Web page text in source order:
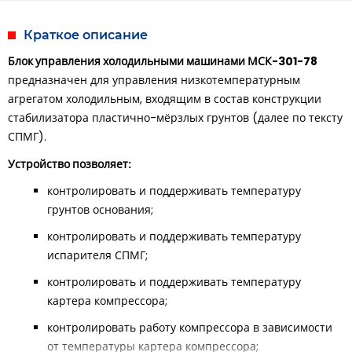
Краткое описание
Блок управления холодильными машинами МСК-301-78
предназначен для управления низкотемпературным
агрегатом холодильным, входящим в состав конструкции
стабилизатора пластично-мёрзлых грунтов (далее по тексту
СПМГ).
Устройство позволяет:
контролировать и поддерживать температуру
грунтов основания;
контролировать и поддерживать температуру
испарителя СПМГ;
контролировать и поддерживать температуру
картера компрессора;
контролировать работу компрессора в зависимости
от температуры картера компрессора;